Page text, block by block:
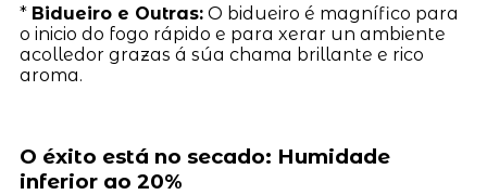
* Bidueiro e Outras:O bidueiro é magnífico para
o inicio do fogo rápido e para xerar un ambiente
acolledor grazas á súa chama brillante e rico
aroma.
O éxito está no secado: Humidade
inferior ao 20%